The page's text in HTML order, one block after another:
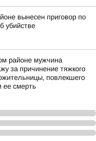
вынесен приговор по
убийстве
районе мужчина
за причинение тяжкого
повлекшего
ее смерть